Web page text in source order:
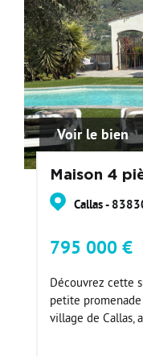
Voir le bien
Maison 4
Callas -
795 000 €
Découvrez cette
petite
village de Callas,